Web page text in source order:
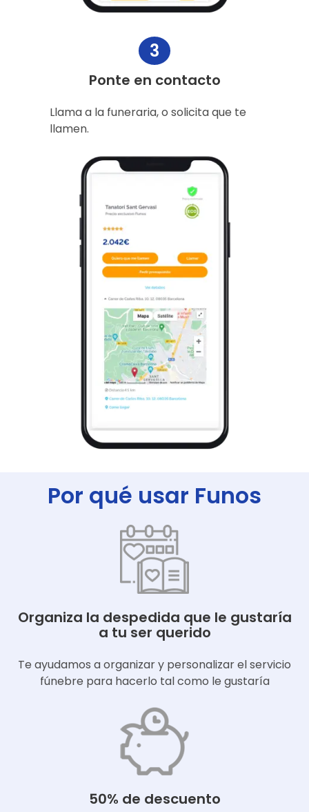
3
Ponte en contacto
Llama a la funeraria, o solicita que te
llamen.
Por qué usar Funos
Organiza la despedida que le gustaría
a tu ser querido
Te ayudamos a organizar y personalizar el servicio
fúnebre para hacerlo tal como le gustaría
50% de descuento